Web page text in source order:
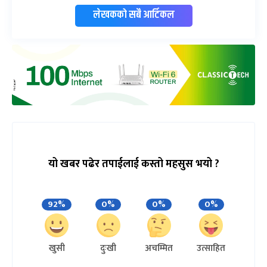
लेखकको सबै आर्टिकल
यो खबर पढेर तपाईलाई कस्तो महसुस भयो ?
92%
खुसी
0%
दुःखी
0%
अचम्मित
0%
उत्साहित